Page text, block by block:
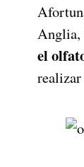
Anglia,
el
realizar